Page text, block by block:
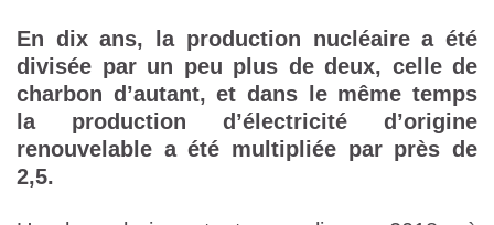
En dix ans, la production nucléaire a été
divisée par un peu plus de deux, celle de
charbon d’autant, et dans le même temps
la production d’électricité d’origine
renouvelable a été multipliée par près de
2,5.